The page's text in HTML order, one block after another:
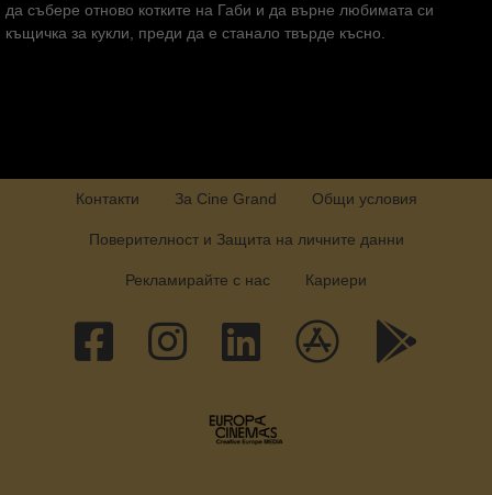
да събере отново котките на Габи и да върне любимата си
къщичка за кукли, преди да е станало твърде късно.
Контакти За Cine Grand Общи условия
Поверителност и Защита на личните данни
Рекламирайте с нас Кариери